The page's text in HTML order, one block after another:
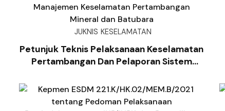
JUKNIS KESELAMATAN
Petunjuk Teknis Pelaksanaan Keselamatan
Pertambangan Dan Pelaporan Sistem
Mineral Dan Batubara